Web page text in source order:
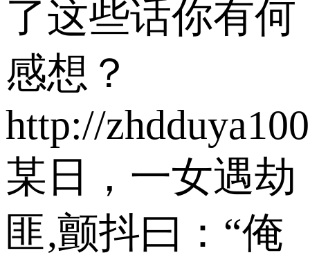
了这些话你有何
感想？
http://
某日，一女遇劫
匪,颤抖曰：“俺